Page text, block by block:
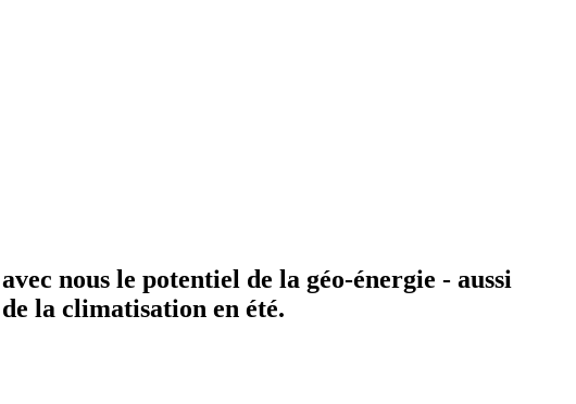
nous le potentiel de la géo-énergie - aussi
la climatisation en été.